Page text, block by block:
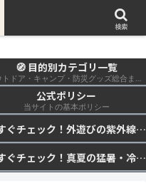
🧭 目的別カテゴリ一覧
アウトドア・キャンプ・防災グッズ総合まとめ
公式ポリシー
当サイトの基本ポリシー
今すぐチェック！外遊びの紫外線対策・日差し快適化計画｜帽子・日傘・ウェア・日焼け止めを総まとめ☀️🏕️👓
今すぐチェック！真夏の猛暑・冷却・保冷快適化計画｜外遊び・キャンプ・車中泊の暑さ対策を総まとめ☀️🧊🏕️
検索